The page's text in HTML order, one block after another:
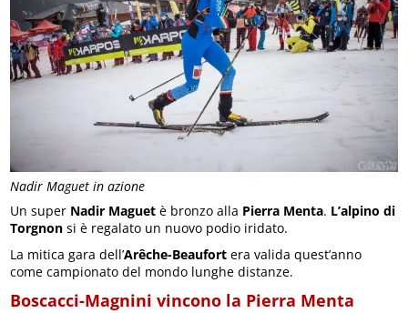
Nadir Maguet in azione
Un super Nadir Maguet è bronzo alla Pierra Menta. L’alpino di
Torgnon si è regalato un nuovo podio iridato.
La mitica gara dell’Arêche-Beaufort era valida quest’anno
come campionato del mondo lunghe distanze.
Boscacci-Magnini vincono la Pierra Menta